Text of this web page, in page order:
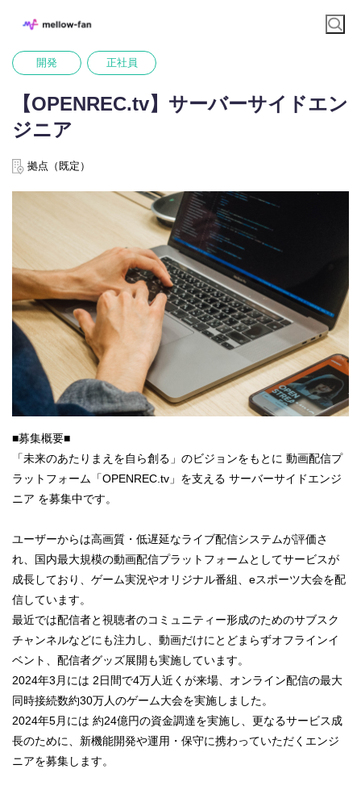
開発 正社員
【OPENREC.tv】サーバーサイドエン
ジニア
拠点（既定）
■募集概要■
「未来のあたりまえを自ら創る」のビジョンをもとに 動画配信プ
ラットフォーム「OPENREC.tv」を支える サーバーサイドエンジ
ニア を募集中です。
ユーザーからは高画質・低遅延なライブ配信システムが評価さ
れ、国内最大規模の動画配信プラットフォームとしてサービスが
成長しており、ゲーム実況やオリジナル番組、eスポーツ大会を配
信しています。
最近では配信者と視聴者のコミュニティー形成のためのサブスク
チャンネルなどにも注力し、動画だけにとどまらずオフラインイ
ベント、配信者グッズ展開も実施しています。
2024年3月には 2日間で4万人近くが来場、オンライン配信の最大
同時接続数約30万人のゲーム大会を実施しました。
2024年5月には 約24億円の資金調達を実施し、更なるサービス成
長のために、新機能開発や運用・保守に携わっていただくエンジ
ニアを募集します。